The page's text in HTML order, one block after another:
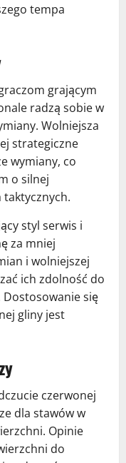
tempa
grającym
radzą sobie w
Wolniejsza
strategiczne
wymiany, co
o silnej
taktycznych.
styl serwis i
za mniej
i wolniejszej
ich zdolność do
się
gliny jest
czerwonej
dla stawów w
Opinie
do